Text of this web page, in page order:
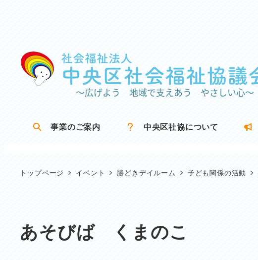
事業のご案内 中央区社協について
トップページ イベント 勝どきデイルーム 子ども関係の活動
あそびば くまのこ